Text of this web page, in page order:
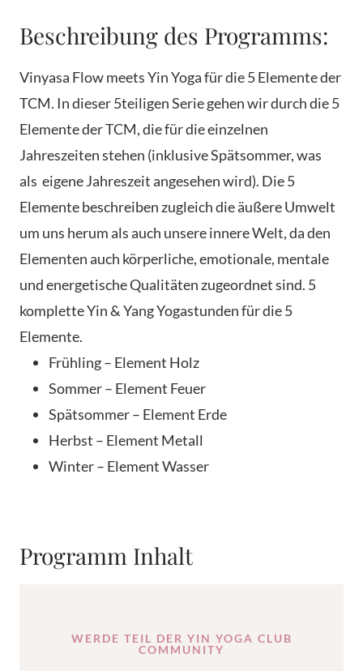
Beschreibung des Programms:
Vinyasa Flow meets Yin Yoga für die 5 Elemente der
TCM. In dieser 5teiligen Serie gehen wir durch die 5
Elemente der TCM, die für die einzelnen
Jahreszeiten stehen (inklusive Spätsommer, was
als eigene Jahreszeit angesehen wird). Die 5
Elemente beschreiben zugleich die äußere Umwelt
um uns herum als auch unsere innere Welt, da den
Elementen auch körperliche, emotionale, mentale
und energetische Qualitäten zugeordnet sind. 5
komplette Yin & Yang Yogastunden für die 5
Elemente.
Frühling – Element Holz
Sommer – Element Feuer
Spätsommer – Element Erde
Herbst – Element Metall
Winter – Element Wasser
Programm Inhalt
WERDE TEIL DER YIN YOGA CLUB
COMMUNITY